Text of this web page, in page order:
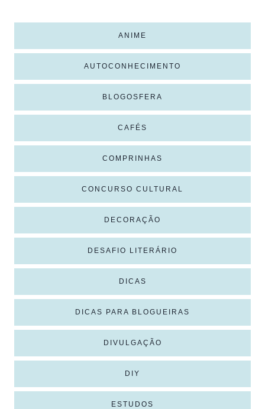
ANIME
AUTOCONHECIMENTO
BLOGOSFERA
CAFÉS
COMPRINHAS
CONCURSO CULTURAL
DECORAÇÃO
DESAFIO LITERÁRIO
DICAS
DICAS PARA BLOGUEIRAS
DIVULGAÇÃO
DIY
ESTUDOS